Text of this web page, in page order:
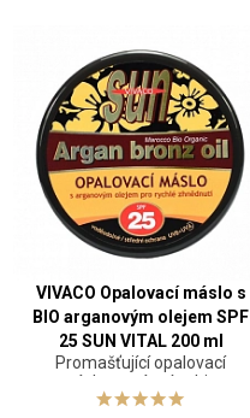
VIVACO Opalovací máslo s
BIO arganovým olejem SPF
25 SUN VITAL 200 ml
Promašťující opalovací
máslo s vzácným bio-
arganovým olejem pro